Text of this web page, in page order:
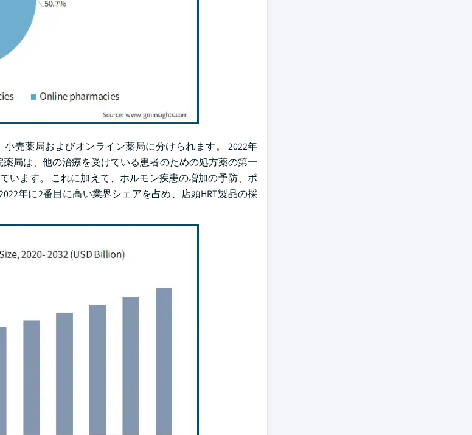
売薬局およびオンライン薬局に分けられます。 2022年
局は、他の治療を受けている患者のための処方薬の第一
います。 これに加えて、ホルモン疾患の増加の予防、ポ
年に2番目に高い業界シェアを占め、店頭HRT製品の採